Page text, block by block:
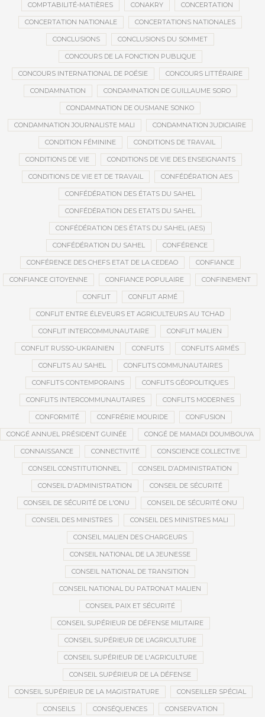
COMPTABILITÉ-MATIÈRES CONAKRY CONCERTATION
CONCERTATION NATIONALE CONCERTATIONS NATIONALES
CONCLUSIONS CONCLUSIONS DU SOMMET
CONCOURS DE LA FONCTION PUBLIQUE
CONCOURS INTERNATIONAL DE POÉSIE CONCOURS LITTÉRAIRE
CONDAMNATION CONDAMNATION DE GUILLAUME SORO
CONDAMNATION DE OUSMANE SONKO
CONDAMNATION JOURNALISTE MALI CONDAMNATION JUDICIAIRE
CONDITION FÉMININE CONDITIONS DE TRAVAIL
CONDITIONS DE VIE CONDITIONS DE VIE DES ENSEIGNANTS
CONDITIONS DE VIE ET DE TRAVAIL CONFÉDÉRATION AES
CONFÉDÉRATION DES ÉTATS DU SAHEL
CONFÉDÉRATION DES ETATS DU SAHEL
CONFÉDÉRATION DES ÉTATS DU SAHEL (AES)
CONFÉDÉRATION DU SAHEL CONFÉRENCE
CONFÉRENCE DES CHEFS ETAT DE LA CEDEAO CONFIANCE
CONFIANCE CITOYENNE CONFIANCE POPULAIRE CONFINEMENT
CONFLIT CONFLIT ARMÉ
CONFLIT ENTRE ÉLEVEURS ET AGRICULTEURS AU TCHAD
CONFLIT INTERCOMMUNAUTAIRE CONFLIT MALIEN
CONFLIT RUSSO-UKRAINIEN CONFLITS CONFLITS ARMÉS
CONFLITS AU SAHEL CONFLITS COMMUNAUTAIRES
CONFLITS CONTEMPORAINS CONFLITS GÉOPOLITIQUES
CONFLITS INTERCOMMUNAUTAIRES CONFLITS MODERNES
CONFORMITÉ CONFRÉRIE MOURIDE CONFUSION
CONGÉ ANNUEL PRÉSIDENT GUINÉE CONGÉ DE MAMADI DOUMBOUYA
CONNAISSANCE CONNECTIVITÉ CONSCIENCE COLLECTIVE
CONSEIL CONSTITUTIONNEL CONSEIL D’ADMINISTRATION
CONSEIL D'ADMINISTRATION CONSEIL DE SÉCURITÉ
CONSEIL DE SÉCURITÉ DE L'ONU CONSEIL DE SÉCURITÉ ONU
CONSEIL DES MINISTRES CONSEIL DES MINISTRES MALI
CONSEIL MALIEN DES CHARGEURS
CONSEIL NATIONAL DE LA JEUNESSE
CONSEIL NATIONAL DE TRANSITION
CONSEIL NATIONAL DU PATRONAT MALIEN
CONSEIL PAIX ET SÉCURITÉ
CONSEIL SUPÉRIEUR DE DÉFENSE MILITAIRE
CONSEIL SUPÉRIEUR DE L’AGRICULTURE
CONSEIL SUPÉRIEUR DE L'AGRICULTURE
CONSEIL SUPÉRIEUR DE LA DÉFENSE
CONSEIL SUPÉRIEUR DE LA MAGISTRATURE CONSEILLER SPÉCIAL
CONSEILS CONSÉQUENCES CONSERVATION